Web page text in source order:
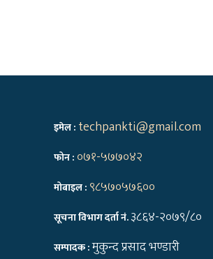
इमेल : techpankti@gmail.com
फोन : ०७१-५७७०४२
मोबाइल : ९८५७०५७६००
सूचना विभाग दर्ता नं.३८६४-२०७९/८०
सम्पादक :मुकुन्द प्रसाद भण्डारी